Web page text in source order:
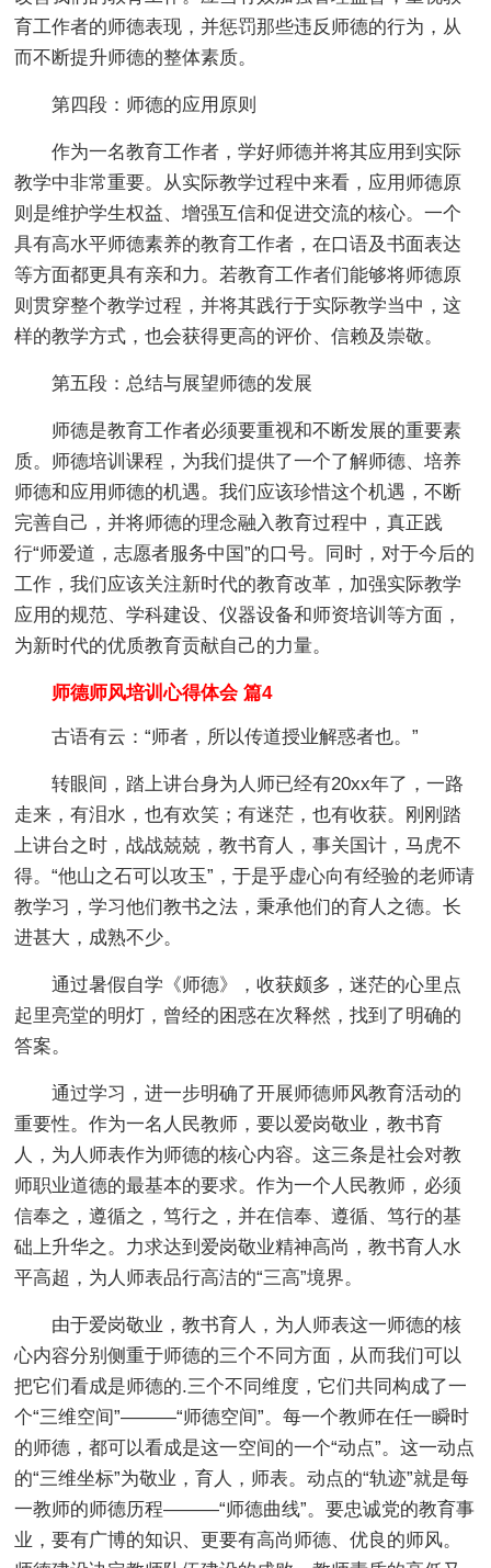
育工作者的师德表现，并惩罚那些违反师德的行为，从
而不断提升师德的整体素质。
第四段：师德的应用原则
作为一名教育工作者，学好师德并将其应用到实际
教学中非常重要。从实际教学过程中来看，应用师德原
则是维护学生权益、增强互信和促进交流的核心。一个
具有高水平师德素养的教育工作者，在口语及书面表达
等方面都更具有亲和力。若教育工作者们能够将师德原
则贯穿整个教学过程，并将其践行于实际教学当中，这
样的教学方式，也会获得更高的评价、信赖及崇敬。
第五段：总结与展望师德的发展
师德是教育工作者必须要重视和不断发展的重要素
质。师德培训课程，为我们提供了一个了解师德、培养
师德和应用师德的机遇。我们应该珍惜这个机遇，不断
完善自己，并将师德的理念融入教育过程中，真正践
行“师爱道，志愿者服务中国”的口号。同时，对于今后的
工作，我们应该关注新时代的教育改革，加强实际教学
应用的规范、学科建设、仪器设备和师资培训等方面，
为新时代的优质教育贡献自己的力量。
师德师风培训心得体会 篇4
古语有云：“师者，所以传道授业解惑者也。”
转眼间，踏上讲台身为人师已经有20xx年了，一路
走来，有泪水，也有欢笑；有迷茫，也有收获。刚刚踏
上讲台之时，战战兢兢，教书育人，事关国计，马虎不
得。“他山之石可以攻玉”，于是乎虚心向有经验的老师请
教学习，学习他们教书之法，秉承他们的育人之德。长
进甚大，成熟不少。
通过暑假自学《师德》，收获颇多，迷茫的心里点
起里亮堂的明灯，曾经的困惑在次释然，找到了明确的
答案。
通过学习，进一步明确了开展师德师风教育活动的
重要性。作为一名人民教师，要以爱岗敬业，教书育
人，为人师表作为师德的核心内容。这三条是社会对教
师职业道德的最基本的要求。作为一个人民教师，必须
信奉之，遵循之，笃行之，并在信奉、遵循、笃行的基
础上升华之。力求达到爱岗敬业精神高尚，教书育人水
平高超，为人师表品行高洁的“三高”境界。
由于爱岗敬业，教书育人，为人师表这一师德的核
心内容分别侧重于师德的三个不同方面，从而我们可以
把它们看成是师德的.三个不同维度，它们共同构成了一
个“三维空间”———“师德空间”。每一个教师在任一瞬时
的师德，都可以看成是这一空间的一个“动点”。这一动点
的“三维坐标”为敬业，育人，师表。动点的“轨迹”就是每
一教师的师德历程———“师德曲线”。要忠诚党的教育事
业，要有广博的知识、更要有高尚师德、优良的师风。